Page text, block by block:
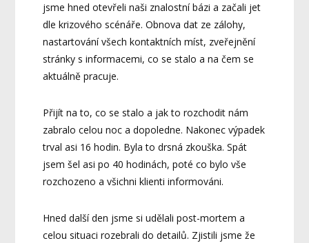
jsme hned otevřeli naši znalostní bázi a začali jet
dle krizového scénáře. Obnova dat ze zálohy,
nastartování všech kontaktních míst, zveřejnění
stránky s informacemi, co se stalo a na čem se
aktuálně pracuje.
Přijít na to, co se stalo a jak to rozchodit nám
zabralo celou noc a dopoledne. Nakonec výpadek
trval asi 16 hodin. Byla to drsná zkouška. Spát
jsem šel asi po 40 hodinách, poté co bylo vše
rozchozeno a všichni klienti informováni.
Hned další den jsme si udělali post-mortem a
celou situaci rozebrali do detailů. Zjistili jsme že